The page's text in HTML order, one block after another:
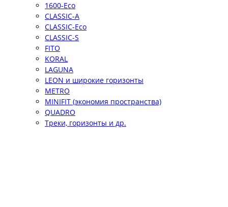
1600-Eco
CLASSIC-A
CLASSIC-Eco
CLASSIC-S
FITO
KORAL
LAGUNA
LEON и широкие горизонты
METRO
MINIFIT (экономия пространства)
QUADRO
Треки, горизонты и др.